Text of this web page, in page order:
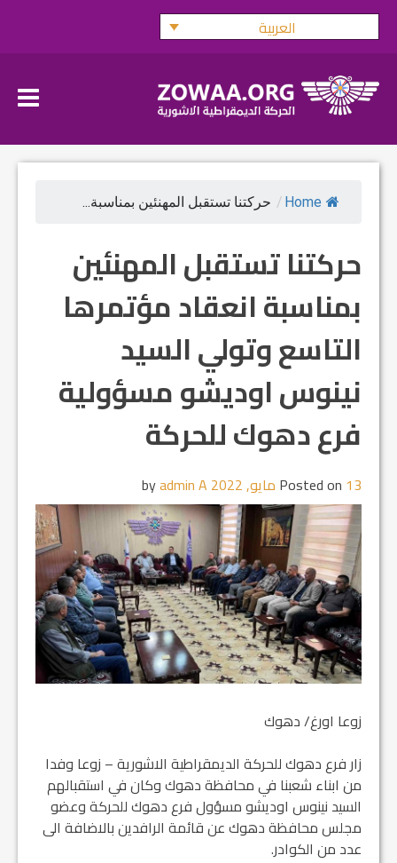
Skip
العربية
Home
/ حركتنا تستقبل المهنئين بمناسبة...
حركتنا تستقبل المهنئين
بمناسبة انعقاد مؤتمرها
التاسع وتولي السيد
نينوس اوديشو مسؤولية
فرع دهوك للحركة
Posted on 13 مايو, 2022 admin A
زوعا اورغ/ دهوك
زار فرع دهوك للحركة الديمقراطية الاشورية – زوعا وفدا
من ابناء شعبنا في محافظة دهوك وكان في استقبالهم
السيد نينوس اوديشو مسؤول فرع دهوك للحركة وعضو
مجلس محافظة دهوك عن قائمة الرافدين بالاضافة الى
عدد من الكوادر.